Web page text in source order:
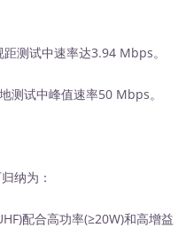
测试中速率达3.94 Mbps。
试中峰值速率50 Mbps。
纳为：
配合高功率(≥20W)和高增益